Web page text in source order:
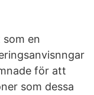
en
för att
som dessa